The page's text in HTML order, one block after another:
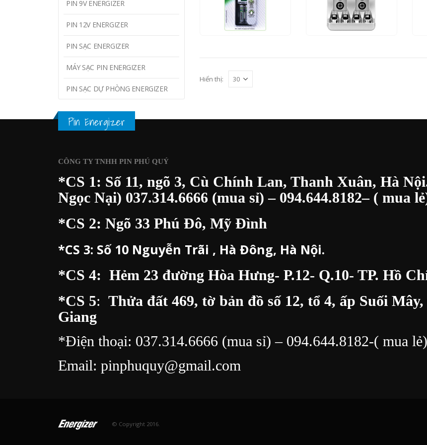
219.000₫
THÊM VÀO GIỎ HÀNG
XEM NHANH
230.000₫
THÊM VÀO GIỎ HÀNG
XEM NHANH
Hiển thị:
PIN 9V ENERGIZER
PIN 12V ENERGIZER
PIN SẠC ENERGIZER
MÁY SẠC PIN ENERGIZER
PIN SẠC DỰ PHÒNG ENERGIZER
Pin Energizer
CÔNG TY TNHH PIN PHÚ QUÝ
*CS 1: Số 11, ngõ 3, Cù Chính Lan, Thanh Xuân, Hà
Ngọc Nại) 037.314.6666 (mua sỉ) – 094.644.8182– ( mua
*CS 2: Ngõ 33 Phú Đô, Mỹ Đình
*CS 3: Số 10 Nguyễn Trãi , Hà Đông, Hà Nội.
*CS 4: Hẻm 23 đường Hòa Hưng- P.12- Q.10- TP. Hồ
*CS 5: Thửa đất 469, tờ bản đồ số 12, tổ 4, ấp Suối
Giang
*Điện thoại: 037.314.6666 (mua sỉ) – 094.644.8182-( mua lẻ)
Email: pinphuquy@gmail.com
© Copyright 2016.